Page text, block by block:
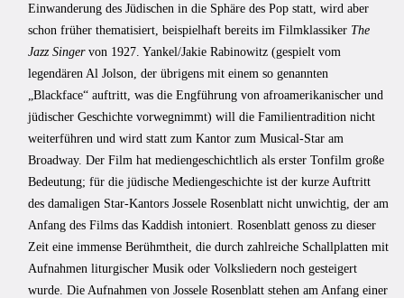
Einwanderung des Jüdischen in die Sphäre des Pop statt, wird aber
schon früher thematisiert, beispielhaft bereits im Filmklassiker The
Jazz Singervon 1927. Yankel/Jakie Rabinowitz (gespielt vom
legendären Al Jolson, der übrigens mit einem so genannten
„Blackface“ auftritt, was die Engführung von afroamerikanischer und
jüdischer Geschichte vorwegnimmt) will die Familientradition nicht
weiterführen und wird statt zum Kantor zum Musical-Star am
Broadway. Der Film hat mediengeschichtlich als erster Tonfilm große
Bedeutung; für die jüdische Mediengeschichte ist der kurze Auftritt
des damaligen Star-Kantors Jossele Rosenblatt nicht unwichtig, der am
Anfang des Films das Kaddish intoniert. Rosenblatt genoss zu dieser
Zeit eine immense Berühmtheit, die durch zahlreiche Schallplatten mit
Aufnahmen liturgischer Musik oder Volksliedern noch gesteigert
wurde. Die Aufnahmen von Jossele Rosenblatt stehen am Anfang einer